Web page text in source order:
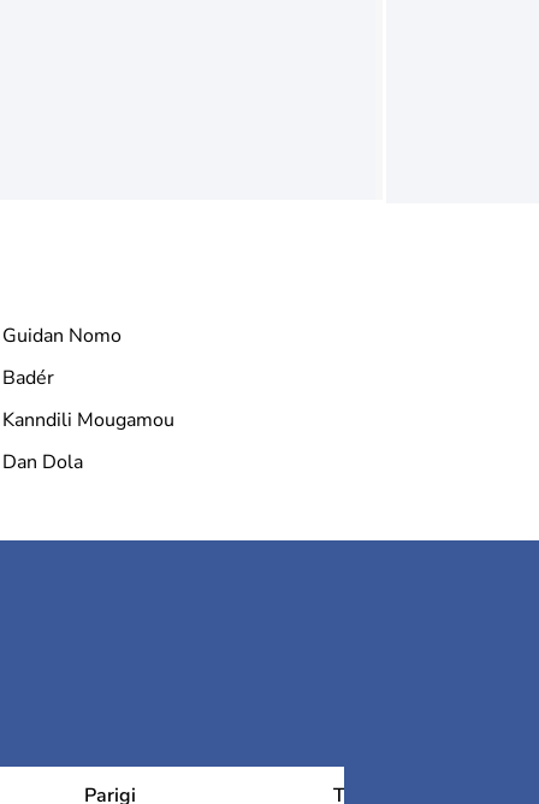
Guidan Nomo
Badér
Kanndili Mougamou
Dan Dola
Parigi Tolosa